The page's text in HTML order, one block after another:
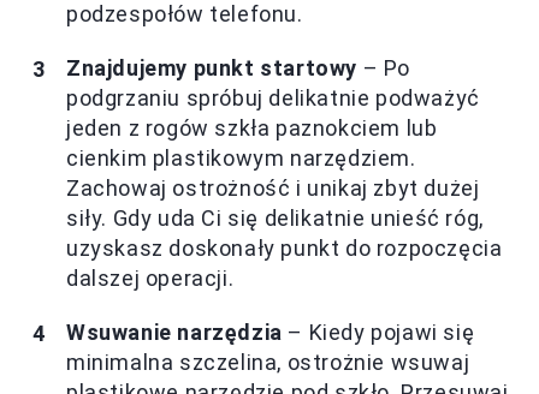
podzespołów telefonu.
Znajdujemy punkt startowy – Po
podgrzaniu spróbuj delikatnie podważyć
jeden z rogów szkła paznokciem lub
cienkim plastikowym narzędziem.
Zachowaj ostrożność i unikaj zbyt dużej
siły. Gdy uda Ci się delikatnie unieść róg,
uzyskasz doskonały punkt do rozpoczęcia
dalszej operacji.
Wsuwanie narzędzia – Kiedy pojawi się
minimalna szczelina, ostrożnie wsuwaj